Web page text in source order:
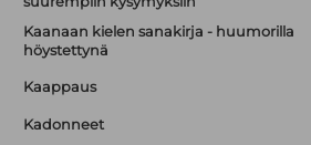
Kaanaan kielen sanakirja - huumorilla
höystettynä
Kaappaus
Kadonneet